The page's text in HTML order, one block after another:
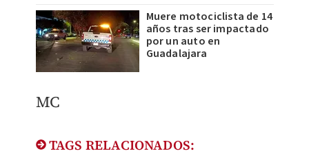
Muere motociclista de 14
años tras ser impactado
por un auto en
Guadalajara
MC
TAGS RELACIONADOS: